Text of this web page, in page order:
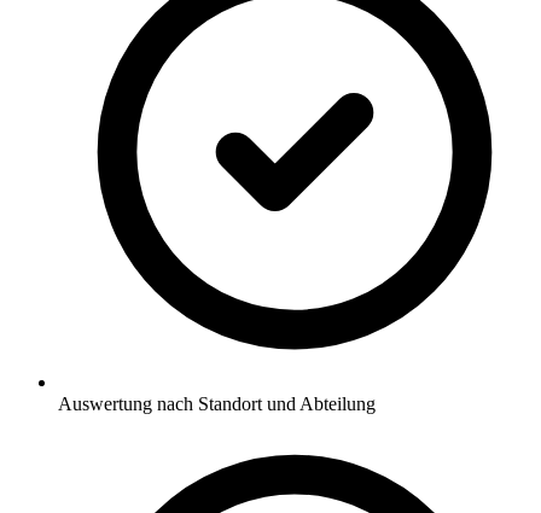
Auswertung nach Standort und Abteilung